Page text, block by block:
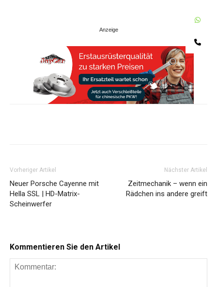
Vorheriger Artikel
Neuer Porsche Cayenne mit
Hella SSL | HD-Matrix-
Scheinwerfer
Nächster Artikel
Zeitmechanik – wenn ein
Rädchen ins andere greift
Kommentieren Sie den Artikel